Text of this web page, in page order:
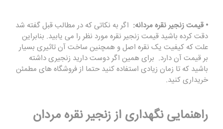
• قیمت زنجیر نقره مردانه: اگر به نکاتی که در مطالب قبل گفته شد
دقت کرده باشید قیمت زنجیر نقره مورد نظر را می یابید. بنابراین
علت که کیفیت یک نقره اصل و همچنین ساخت آن تاثیری بسیار
بر قیمت آن دارد. برای همین اگر دوست دارید زنجیری داشته
باشید که تا زمان زیادی استفاده کنید حتما از فروشگاه های مطمئن
خریداری کنید.
راهنمایی نگهداری از زنجیر نقره مردان